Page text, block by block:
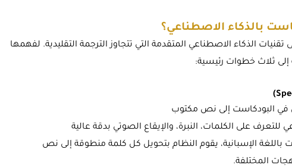
بالذكاء الاصطناعي؟
الذكاء الاصطناعي المتقدمة التي تتجاوز الترجمة التقليدية. لفهمها
ثلاث خطوات رئيسية:
البودكاست إلى نص مكتوب
للتعرف على الكلمات، النبرة، والإيقاع الصوتي بدقة عالية
باللغة الإسبانية، يقوم النظام بتحويل كل كلمة منطوقة إلى نص
المختلفة.